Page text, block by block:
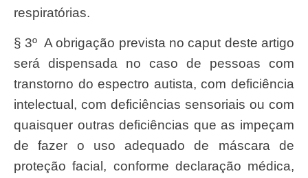
respiratórias.
§ 3º A obrigação prevista no caput deste artigo
será dispensada no caso de pessoas com
transtorno do espectro autista, com deficiência
intelectual, com deficiências sensoriais ou com
quaisquer outras deficiências que as impeçam
de fazer o uso adequado de máscara de
proteção facial, conforme declaração médica,